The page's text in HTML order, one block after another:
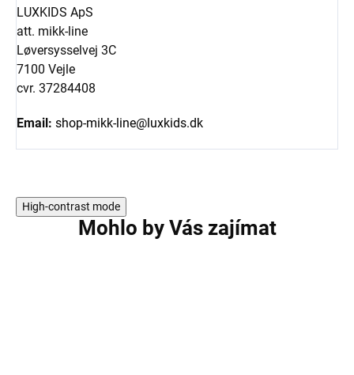
LUXKIDS ApS
att. mikk-line
Løversysselvej 3C
7100 Vejle
cvr. 37284408
Email: shop-mikk-line@luxkids.dk
High-contrast mode
Mohlo by Vás zajímat